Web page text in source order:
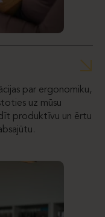
par ergonomiku,
uz mūsu
produktīvu un ērtu